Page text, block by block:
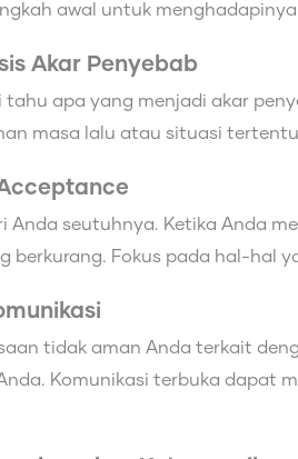
awal untuk
Akar Penyebab
tahu apa yang menjadi akar
masa lalu atau situasi
Anda seutuhnya. Ketika Anda
berkurang. Fokus pada hal-hal
tidak aman Anda terkait
Komunikasi terbuka dapat